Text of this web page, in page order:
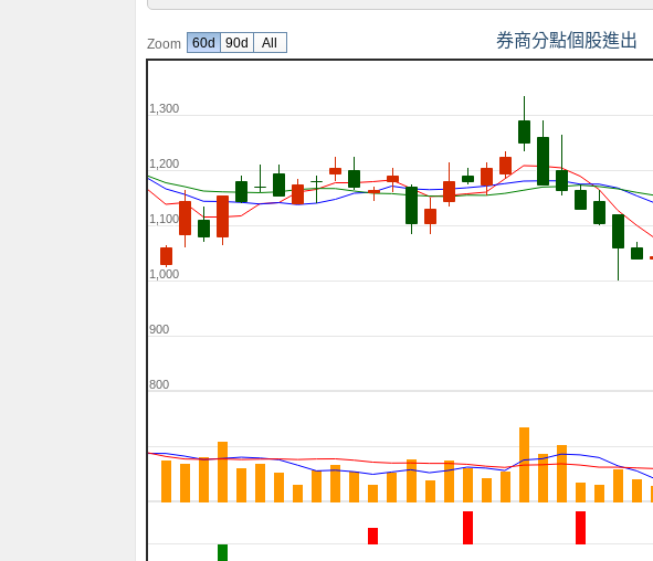
Zoom 券商分點個股進出
800
900
1,000
1,100
1,200
1,300
60d 90d All